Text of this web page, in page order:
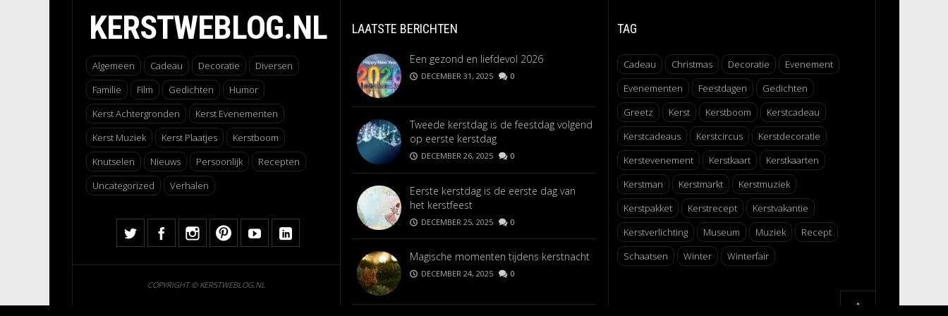
KERSTWEBLOG.NL
Algemeen Cadeau Decoratie
Diversen
Familie
Film Gedichten
Humor
Kerst Achtergronden
Kerst Evenementen
Kerst Muziek
Kerst Plaatjes
Kerstboom
Knutselen
Nieuws Persoonlijk
Recepten
Uncategorized
Verhalen
COPYRIGHT © KERSTWEBLOG.NL
LAATSTE BERICHTEN
Een gezond en liefdevol 2026
DECEMBER 31, 2025 0
Tweede kerstdag is de feestdag volgend
op eerste kerstdag
DECEMBER 26, 2025 0
Eerste kerstdag is de eerste dag van
het kerstfeest
DECEMBER 25, 2025 0
Magische momenten tijdens kerstnacht
DECEMBER 24, 2025 0
TAG
Cadeau Christmas Decoratie
Evenement
Evenementen
Feestdagen
Gedichten
Greetz
Kerst Kerstboom
Kerstcadeau
Kerstcadeaus
Kerstcircus
Kerstdecoratie
Kerstevenement
Kerstkaart
Kerstkaarten
Kerstman
Kerstmarkt
Kerstmuziek
Kerstpakket
Kerstrecept
Kerstvakantie
Kerstverlichting
Museum Muziek
Recept
Schaatsen
Winter Winterfair
↑